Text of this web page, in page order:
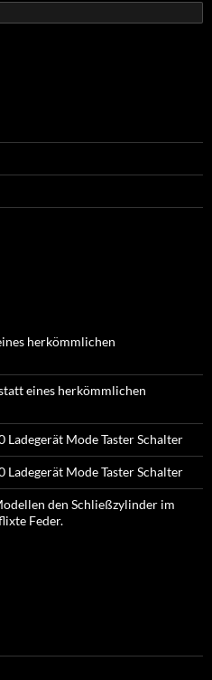
herkömmlichen
eines herkömmlichen
Ladegerät Mode Taster Schalter
Ladegerät Mode Taster Schalter
den Schließzylinder im
Feder.